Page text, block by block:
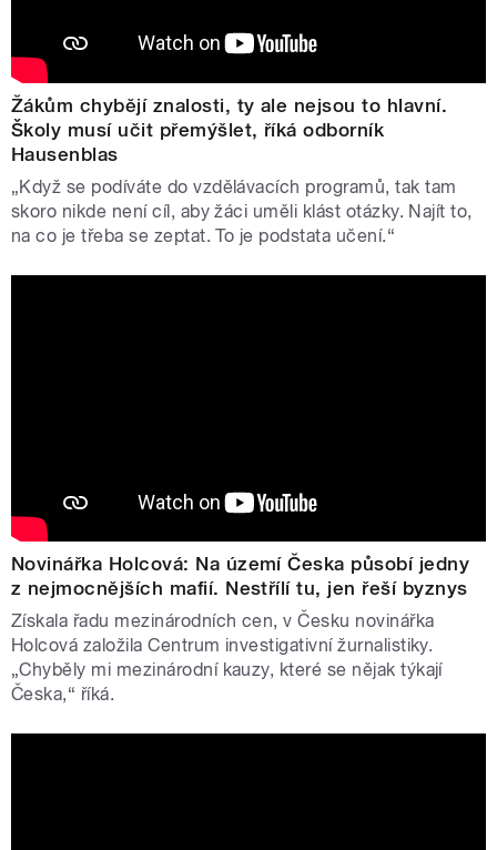
Žákům chybějí znalosti, ty ale nejsou to hlavní.
Školy musí učit přemýšlet, říká odborník
Hausenblas
„Když se podíváte do vzdělávacích programů, tak tam
skoro nikde není cíl, aby žáci uměli klást otázky. Najít to,
na co je třeba se zeptat. To je podstata učení.“
Novinářka Holcová: Na území Česka působí jedny
z nejmocnějších mafií. Nestřílí tu, jen řeší byznys
Získala řadu mezinárodních cen, v Česku novinářka
Holcová založila Centrum investigativní žurnalistiky.
„Chyběly mi mezinárodní kauzy, které se nějak týkají
Česka,“ říká.